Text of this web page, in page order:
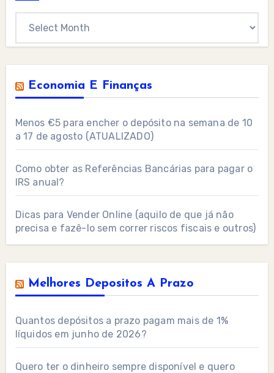
Economia E Finanças
Menos €5 para encher o depósito na semana de 10
a 17 de agosto (ATUALIZADO)
Como obter as Referências Bancárias para pagar o
IRS anual?
Dicas para Vender Online (aquilo de que já não
precisa e fazê-lo sem correr riscos fiscais e outros)
Melhores Depositos A Prazo
Quantos depósitos a prazo pagam mais de 1%
líquidos em junho de 2026?
Quero ter o dinheiro sempre disponível e quero